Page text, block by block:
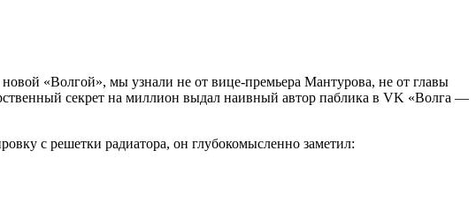
«Волгой», мы узнали не от вице-премьера Мантурова, не от главы
секрет на миллион выдал наивный автор паблика в VK «Волга —
с решетки радиатора, он глубокомысленно заметил: